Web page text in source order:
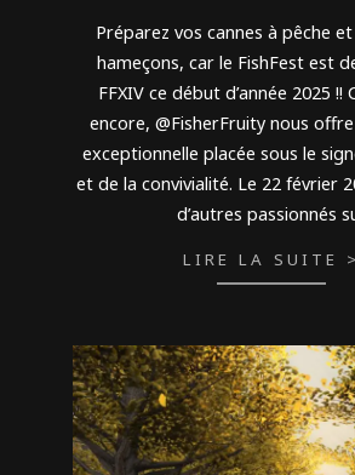
Préparez vos cannes à pêche
hameçons, car le FishFest est
FFXIV ce début d’année 2025 !!
encore, @FisherFruity nous
exceptionnelle placée sous le
et de la convivialité. Le 22 février
d’autres passionnés
LIRE LA SUITE >